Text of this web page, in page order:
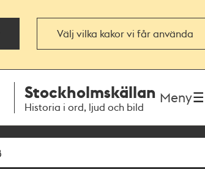
Välj vilka kakor vi får använda
Stockholmskällan
Historia i ord, ljud och bild
Meny